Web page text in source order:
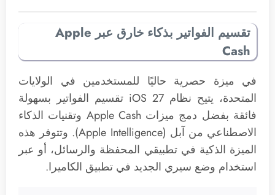
تقسيم الفواتير بذكاء خارق عبر Apple
Cash
في ميزة حصرية حاليًا للمستخدمين في الولايات
المتحدة، يتيح نظام iOS 27 تقسيم الفواتير بسهولة
فائقة بفضل دمج ميزات Apple Cash وتقنيات الذكاء
الاصطناعي من آبل (Apple Intelligence). وتتوفر هذه
الميزة الذكية في تطبيقي المحفظة والرسائل، أو عبر
استخدام وضع سيري الجديد في تطبيق الكاميرا.